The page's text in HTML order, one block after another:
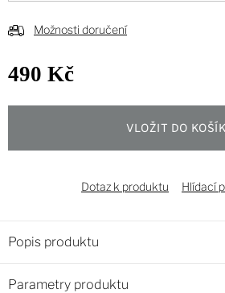
Možnosti doručení
490 Kč
VLOŽIT DO
Dotaz k produktu Hlídací
Popis produktu
Parametry produktu